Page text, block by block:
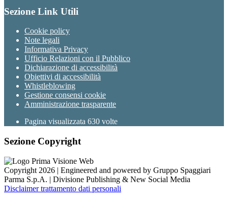
Sezione Link Utili
Cookie policy
Note legali
Informativa Privacy
Ufficio Relazioni con il Pubblico
Dichiarazione di accessibilità
Obiettivi di accessibilità
Whistleblowing
Gestione consensi cookie
Amministrazione trasparente
Pagina visualizzata 630 volte
Sezione Copyright
Copyright 2026 | Engineered and powered by Gruppo Spaggiari
Parma S.p.A. | Divisione Publishing & New Social Media
Disclaimer trattamento dati personali